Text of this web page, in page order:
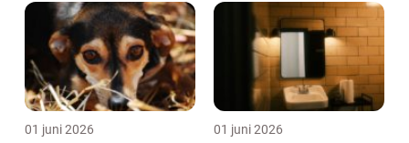
01 juni 2026 01 juni 2026